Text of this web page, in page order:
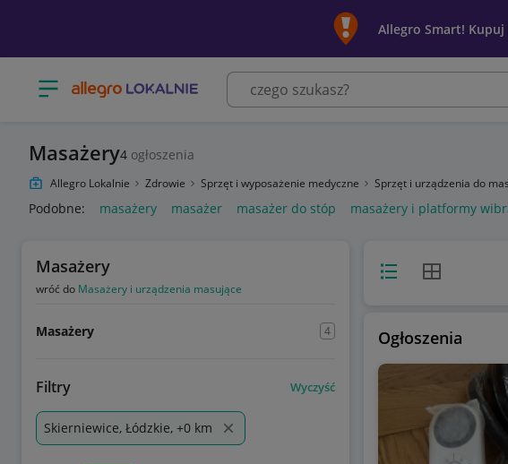
Allegro Smart! Kupuj
Otwórz menu z kategoriami
Masażery4 ogłoszenia
Allegro Lokalnie Zdrowie Sprzęt i wyposażenie medyczne Sprzęt i urządzenia do
Podobne: masażery masażer masażer do stóp masażery i platformy
Masażery
wróć do Masażery i urządzenia masujące
Masażery 4
Filtry Wyczyść
Skierniewice, Łódzkie, +0 km
Widok listyWidok siatki
Ogłoszenia